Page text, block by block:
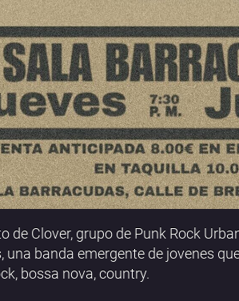
de Clover, grupo de Punk Rock
una banda emergente de jovenes
bossa nova, country.